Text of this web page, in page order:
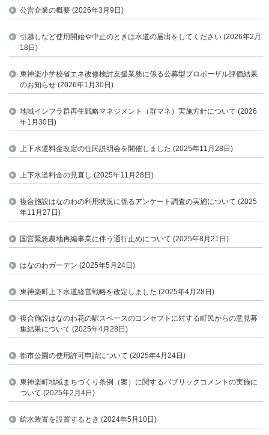
公営企業の概要 (2026年3月9日)
引越しなど使用開始や中止のときは水道の届出をしてください (2026年2月
18日)
東神楽小学校省エネ改修検討支援業務に係る公募型プロポーザル評価結果
のお知らせ (2026年1月30日)
地域インフラ群再生戦略マネジメント（群マネ）実施方針について (2026
年1月30日)
上下水道料金改定の住民説明会を開催しました (2025年11月28日)
上下水道料金の見直し (2025年11月28日)
複合施設はなのわの利用状況に係るアンケート調査の実施について (2025
年11月27日)
国営緊急農地再編事業に伴う通行止めについて (2025年8月21日)
はなのわガーデン (2025年5月24日)
東神楽町上下水道経営戦略を改定しました (2025年4月28日)
複合施設はなのわ花の駅スペースのコンセプトに対する町民からの意見募
集結果について (2025年4月28日)
都市公園の使用許可申請について (2025年4月24日)
東神楽町地域まちづくり条例（案）に関するパブリックコメントの実施に
ついて (2025年2月4日)
給水装置を設置するとき (2024年5月10日)